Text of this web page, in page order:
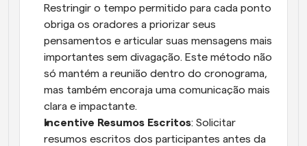
Restringir o tempo permitido para cada ponto
obriga os oradores a priorizar seus
pensamentos e articular suas mensagens mais
importantes sem divagação. Este método não
só mantém a reunião dentro do cronograma,
mas também encoraja uma comunicação mais
clara e impactante.
Incentive Resumos Escritos: Solicitar
resumos escritos dos participantes antes da